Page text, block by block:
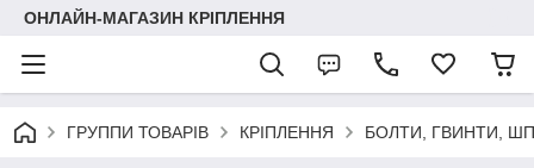
ОНЛАЙН-МАГАЗИН КРІПЛЕННЯ
ГРУППИ ТОВАРІВ КРІПЛЕННЯ БОЛТИ, ГВИНТИ,